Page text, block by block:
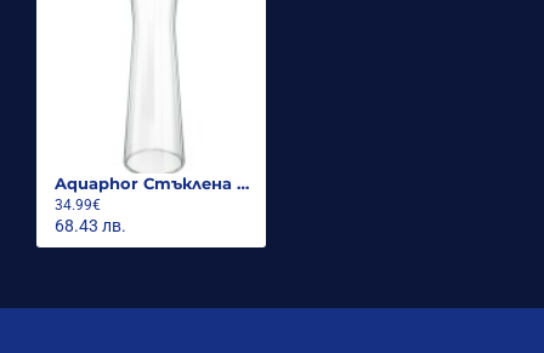
Aquaphor Стъклена филтрираща гарафа
34.99€
68.43 лв.